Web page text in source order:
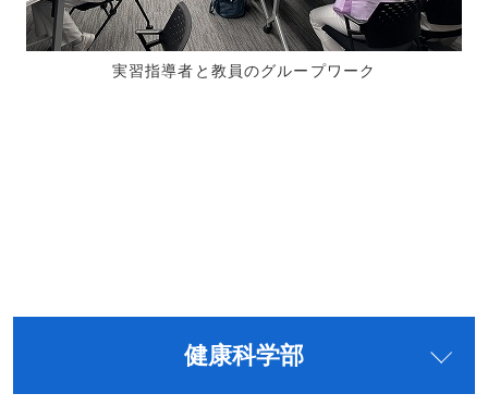
実習指導者と教員のグループワーク
健康科学部